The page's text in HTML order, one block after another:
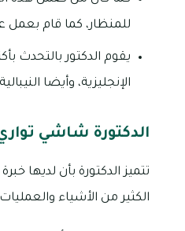
للمنظار، كما قام بعمل
يقوم الدكتور بالتحدث
الإنجليزية، وأيضا
الدكتورة شاشي
الكثير من الأشياء